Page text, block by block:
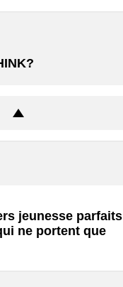
jeunesse parfaits
ne portent que